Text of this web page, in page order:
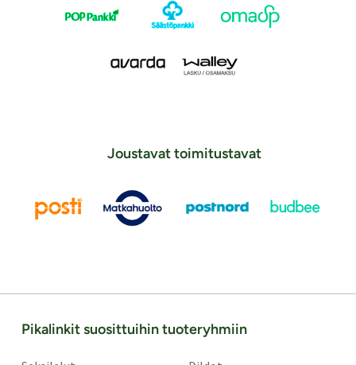
Joustavat toimitustavat
Pikalinkit suosittuihin tuoteryhmiin